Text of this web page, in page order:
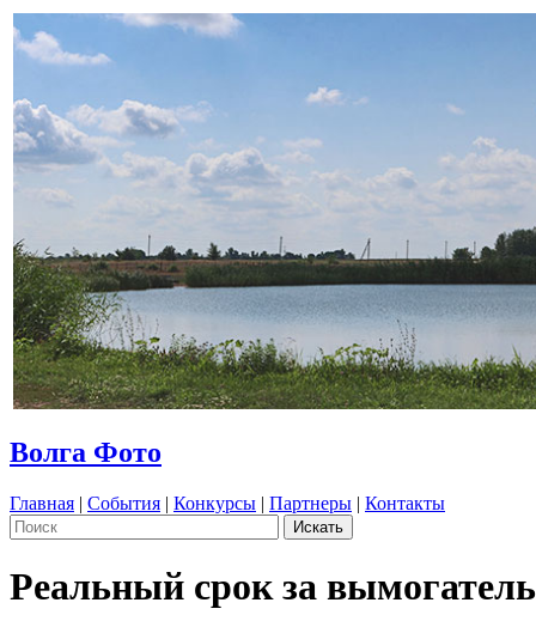
Волга Фото
Главная | События | Конкурсы | Партнеры | Контакты
Реальный срок за